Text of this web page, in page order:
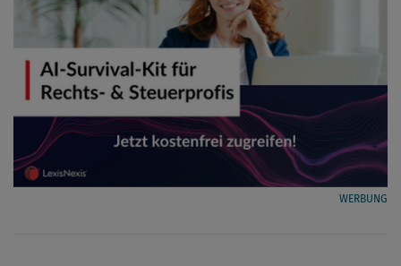
WERBUNG